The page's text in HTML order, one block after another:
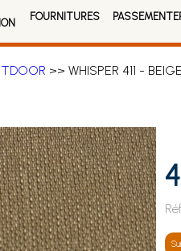
FOURNITURES
>> WHISPER 411 - BEIGE